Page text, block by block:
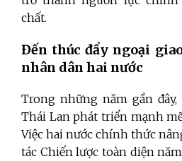
chất.
Đến thúc đẩy ngoại
nhân dân hai nước
Trong những năm gần
Thái Lan phát triển mạnh
Việc hai nước chính thức
tác Chiến lược toàn diện